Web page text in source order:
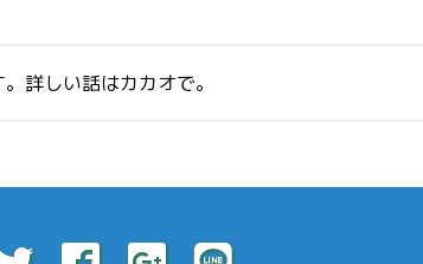
詳しい話はカカオで。